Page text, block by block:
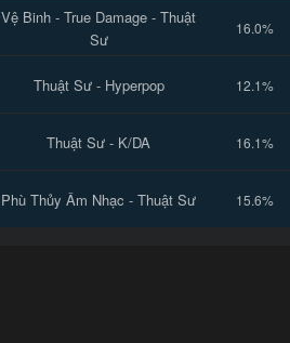
Vệ Binh - True Damage - Thuật
Sư
16.0%
Thuật Sư - Hyperpop 12.1%
Thuật Sư - K/DA 16.1%
Phù Thủy Âm Nhạc - Thuật Sư 15.6%